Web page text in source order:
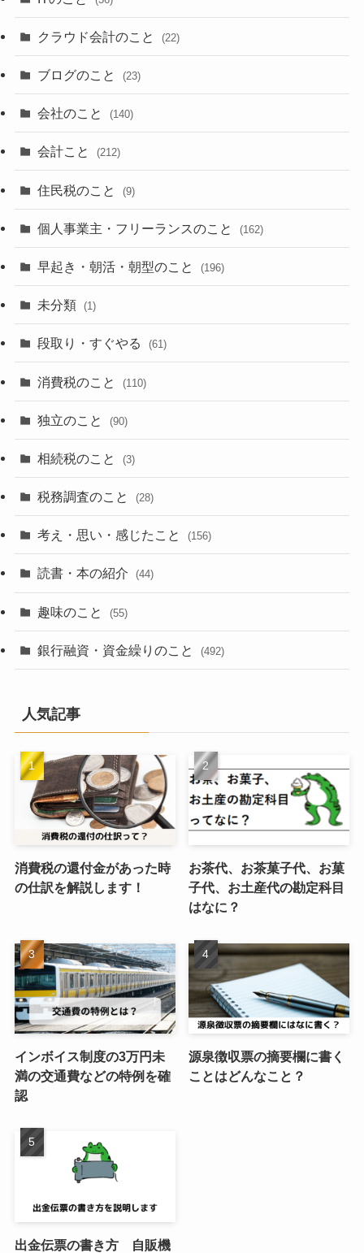
クラウド会計のこと (22)
ブログのこと (23)
会社のこと (140)
会計こと (212)
住民税のこと (9)
個人事業主・フリーランスのこと (162)
早起き・朝活・朝型のこと (196)
未分類 (1)
段取り・すぐやる (61)
消費税のこと (110)
独立のこと (90)
相続税のこと (3)
税務調査のこと (28)
考え・思い・感じたこと (156)
読書・本の紹介 (44)
趣味のこと (55)
銀行融資・資金繰りのこと (492)
人気記事
消費税の還付金があった時
の仕訳を解説します！
お茶代、お茶菓子代、お菓
子代、お土産代の勘定科目
はなに？
インボイス制度の3万円未
満の交通費などの特例を確
認
源泉徴収票の摘要欄に書く
ことはどんなこと？
出金伝票の書き方 自販機